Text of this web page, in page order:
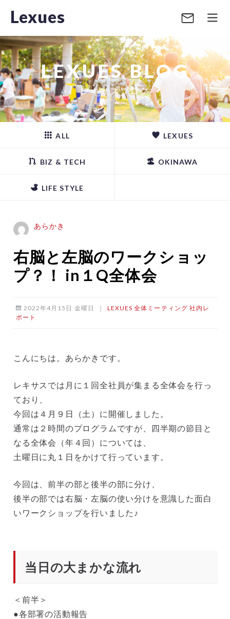
Lexues
LEXUES BLOG
レキサスブログ
ALL LEXUES
BIZ & TECH OKINAWA
LIFE STYLE
あらかき
右脳と左脳のワークショッ
プ？！ in１Q全体会
2022年4月15日 金曜日 ｜ LEXUES 全体ミーティング 社内レ
ポート
こんにちは。あらかきです。
レキサスでは月に１回全社員が集まる全体会を行っ
ており、
今回は４月９日（土）に開催しました。
通常は２時間のプログラムですが、四半期の節目と
なる全体会（年４回）については、
土曜日に丸１日をかけて行っています。
今回は、前半の部と後半の部に分け、
後半の部では右脳・左脳の使い分けを意識した面白
いワークショップを行いました♪
当日の大まかな流れ
＜前半＞
●各部署の活動報告